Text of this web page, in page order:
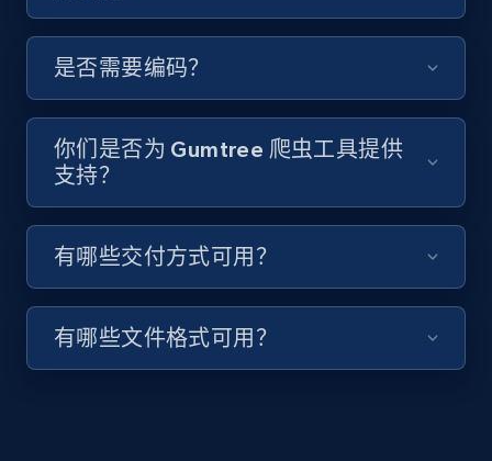
URL, Title, Youtuber, Youtuber md5, Video url,
Video length, Likes, Views, and more.
8.1K+ 716+ 注册使用
Youtube - Videos posts - Collect YouTube
posts by hashtags
URL, Title, Youtuber, Youtuber md5, Video url,
8.1K+ 716+ 注册使用
是否需要编码？
你们是否为 Gumtree 爬虫工具提供
支持？
有哪些交付方式可用？
有哪些文件格式可用？